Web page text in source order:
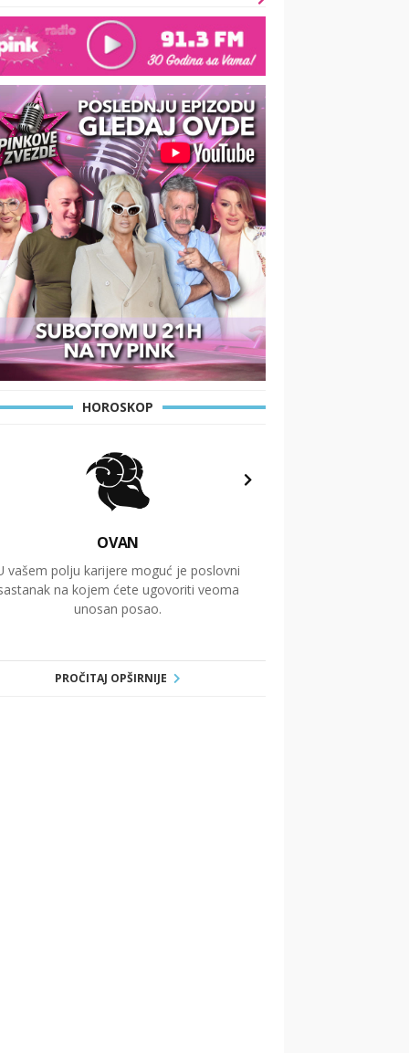
HOROSKOP
OVAN
vašem polju karijere moguć je poslovni
na kojem ćete ugovoriti veoma
unosan posao.
PROČITAJ OPŠIRNIJE